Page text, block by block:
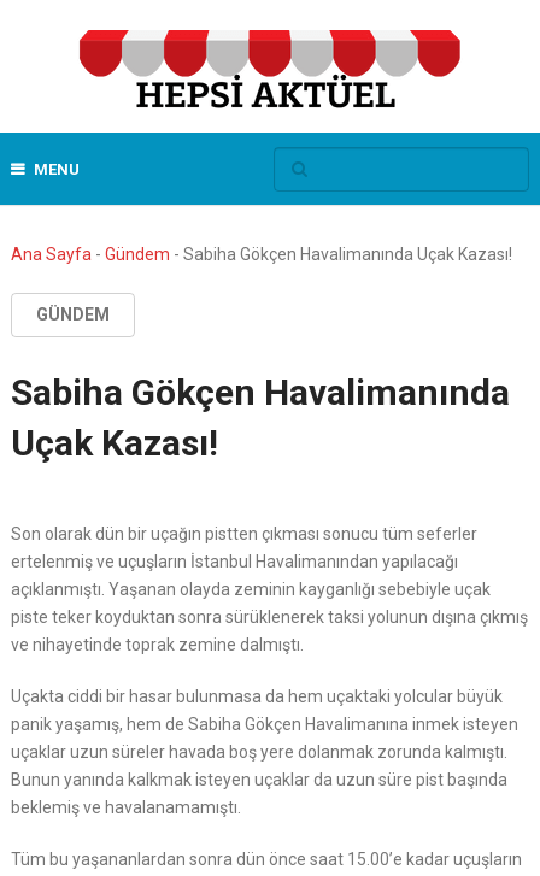
MENU
Ana Sayfa - Gündem - Sabiha Gökçen Havalimanında Uçak Kazası!
GÜNDEM
Sabiha Gökçen Havalimanında
Uçak Kazası!
Son olarak dün bir uçağın pistten çıkması sonucu tüm seferler
ertelenmiş ve uçuşların İstanbul Havalimanından yapılacağı
açıklanmıştı. Yaşanan olayda zeminin kayganlığı sebebiyle uçak
piste teker koyduktan sonra sürüklenerek taksi yolunun dışına çıkmış
ve nihayetinde toprak zemine dalmıştı.
Uçakta ciddi bir hasar bulunmasa da hem uçaktaki yolcular büyük
panik yaşamış, hem de Sabiha Gökçen Havalimanına inmek isteyen
uçaklar uzun süreler havada boş yere dolanmak zorunda kalmıştı.
Bunun yanında kalkmak isteyen uçaklar da uzun süre pist başında
beklemiş ve havalanamamıştı.
Tüm bu yaşananlardan sonra dün önce saat 15.00’e kadar uçuşların